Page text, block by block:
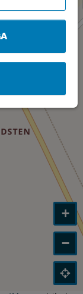
+
−